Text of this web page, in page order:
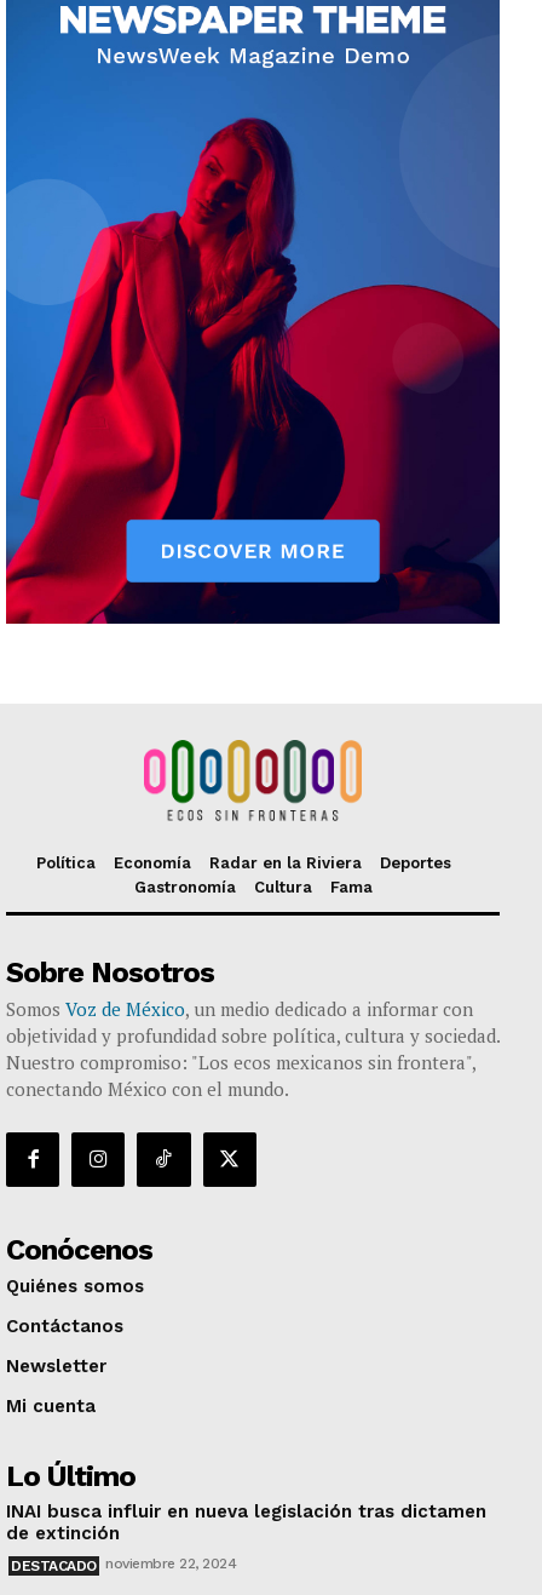
Política Economía Radar en la Riviera
Deportes
Gastronomía
Cultura Fama
Sobre Nosotros
Somos Voz de México, un medio dedicado a informar con
objetividad y profundidad sobre política, cultura y sociedad.
Nuestro compromiso: "Los ecos mexicanos sin frontera",
conectando México con el mundo.
Conócenos
Quiénes somos
Contáctanos
Newsletter
Mi cuenta
Lo Último
INAI busca influir en nueva legislación tras dictamen
de extinción
DESTACADO noviembre 22, 2024